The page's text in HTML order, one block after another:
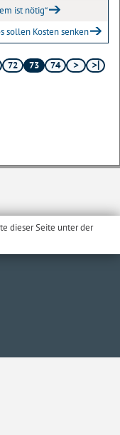
ist nötig“
sollen Kosten senken
72 73
74
dieser Seite unter der